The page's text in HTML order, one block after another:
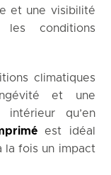
et une visibilité
conditions
climatiques
et une
qu’en
est idéal
la fois un impact